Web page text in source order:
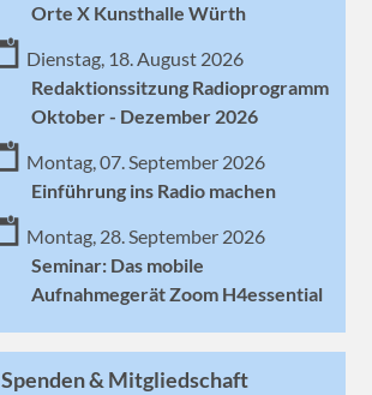
Orte X Kunsthalle Würth
Dienstag, 18. August 2026
Redaktionssitzung Radioprogramm
Oktober - Dezember 2026
Montag, 07. September 2026
Einführung ins Radio machen
Montag, 28. September 2026
Seminar: Das mobile
Aufnahmegerät Zoom H4essential
Spenden & Mitgliedschaft